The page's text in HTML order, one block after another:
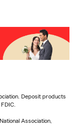
Deposit products
Association,